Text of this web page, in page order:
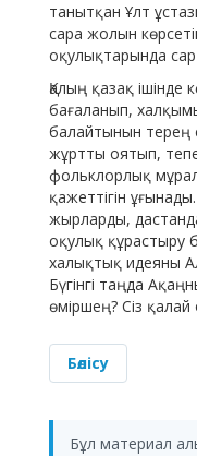
танытқан Ұлт
сара жолын
оқулықтарында
Қалың қазақ ішінде
бағаланып,
балайтынын терең
жұртты оятып,
фольклорлық
қажеттігін
жырларды,
оқулық құрастыру
халықтық идеяны
Бүгінгі таңда
өміршең? Сіз
Бөлісу
Бұл материал